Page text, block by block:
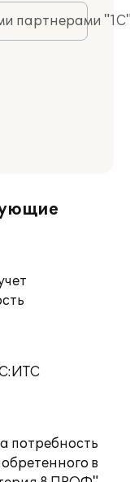
партнерами
потребность
в